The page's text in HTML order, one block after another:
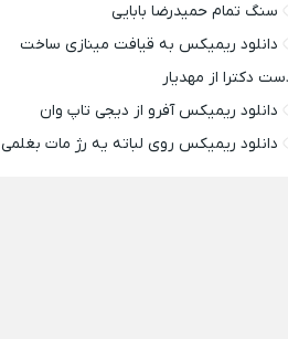
سنگ تمام حمیدرضا بابایی
دانلود ریمیکس به قیافت مینازی ساخت
دکترا از مهدیار
دانلود ریمیکس آفرو از ديجی تاپ وان
دانلود ریمیکس روی لباته یه رژ مات بغلمی